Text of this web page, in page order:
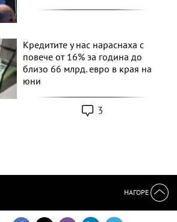
Кредитите у нас нараснаха с
повече от 16% за година до
близо 66 млрд. евро в края на
юни
3
НАГОРЕ